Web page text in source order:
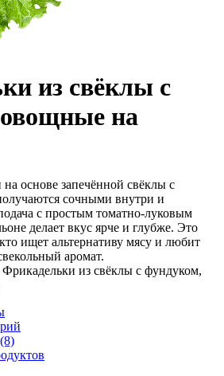
из свёклы с
на
основе запечённой свёклы с
сочными внутри и
с простым томатно-луковым
делает вкус ярче и глубже. Это
ищет альтернативу мясу и любит
аромат.
Фрикадельки из свёклы с фундуком,